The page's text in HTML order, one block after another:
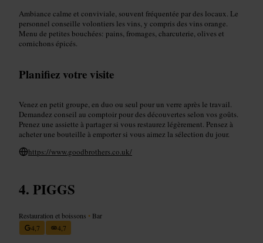
Ambiance calme et conviviale, souvent fréquentée par des locaux. Le
personnel conseille volontiers les vins, y compris des vins orange.
Menu de petites bouchées: pains, fromages, charcuterie, olives et
cornichons épicés.
Planifiez votre visite
Venez en petit groupe, en duo ou seul pour un verre après le travail.
Demandez conseil au comptoir pour des découvertes selon vos goûts.
Prenez une assiette à partager si vous restaurez légèrement. Pensez à
acheter une bouteille à emporter si vous aimez la sélection du jour.
https://www.goodbrothers.co.uk/
PIGGS
Restauration et boissons • Bar
4,7
4,7